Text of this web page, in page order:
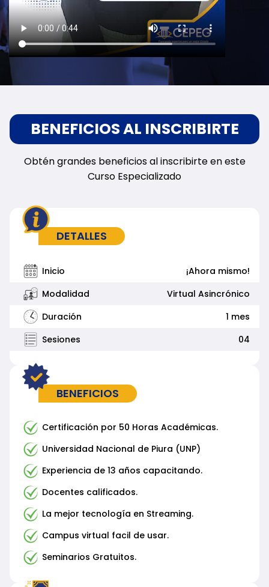
BENEFICIOS AL INSCRIBIRTE
Obtén grandes beneficios al inscribirte en este
Curso Especializado
DETALLES
Inicio
¡Ahora mismo!
Modalidad
Virtual Asincrónico
Duración
1 mes
Sesiones
04
BENEFICIOS
Certificación por 50 Horas Académicas.
Universidad Nacional de Piura (UNP)
Experiencia de 13 años capacitando.
Docentes calificados.
La mejor tecnología en Streaming.
Campus virtual facil de usar.
Seminarios Gratuitos.